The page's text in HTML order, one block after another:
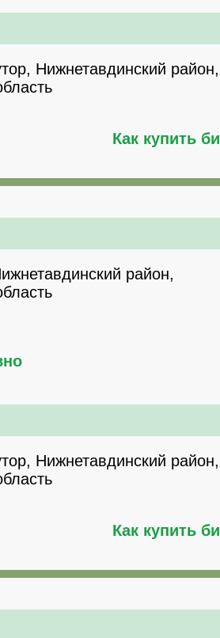
Нижнетавдинский район,
Как купить
район,
Нижнетавдинский район,
Как купить